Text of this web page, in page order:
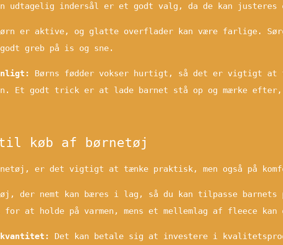
en udtagelig indersål er et godt valg, da de kan
er aktive, og glatte overflader kan være farlige.
greb på is og sne.
Børns fødder vokser hurtigt, så det er vigtigt
Et godt trick er at lade barnet stå op og mærke
køb af børnetøj
er det vigtigt at tænke praktisk, men også på
der nemt kan bæres i lag, så du kan tilpasse
for at holde på varmen, mens et mellemlag af fleece
Det kan betale sig at investere i